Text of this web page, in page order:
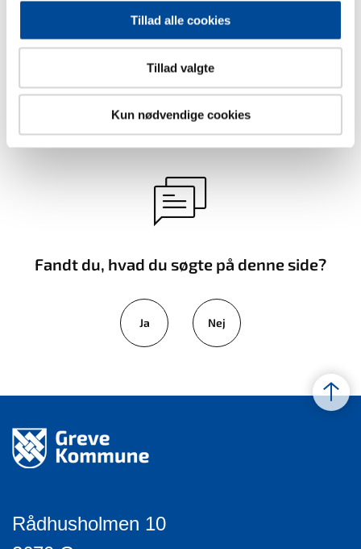
Tillad alle cookies
Tillad valgte
Kun nødvendige cookies
Send Digital Post (kræver MitID)
Fandt du, hvad du søgte på denne side?
Ja Nej
Rådhusholmen 10